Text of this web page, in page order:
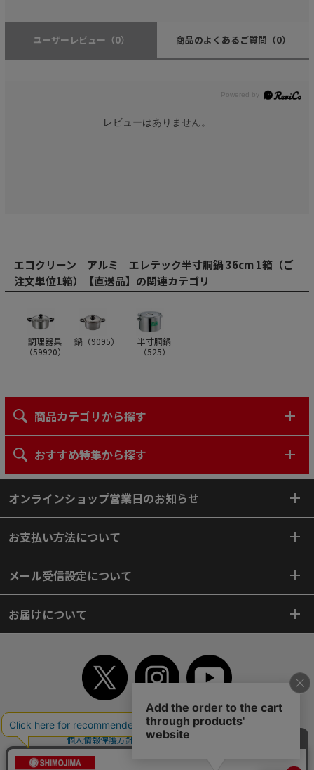
ユーザーレビュー （0） 商品のよくあるご質問 （0）
レビューはありません。
エコクリーン アルミ エレテック半寸胴鍋 36cm 1箱（ご
注文単位1箱）【直送品】の関連カテゴリ
調理器具
（59920）
鍋（9095）
半寸胴鍋
（525）
商品カテゴリから探す
おすすめ特集から探す
オンラインショップ営業日のお知らせ
お支払い方法について
メール受信設定について
お届けについて
TOP 初めてご利用のお客様へ ご利用案内
ご利用規約
個人情報保護方針
特定商取引法
よくあるご質問
サイトマップ